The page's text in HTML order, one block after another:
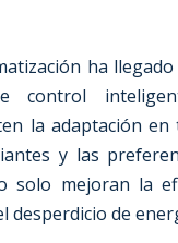
ha
control
la adaptación en
y las
solo mejoran la
desperdicio de